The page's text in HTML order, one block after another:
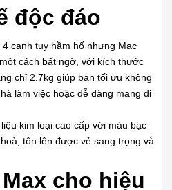
độc đáo
cạnh tuy hầm hố nhưng Mac
cách bất ngờ, với kích thước
chỉ 2.7kg giúp bạn tối ưu không
làm việc hoặc dễ dàng mang đi
kim loại cao cấp với màu bạc
tôn lên được vẻ sang trọng và
cho hiệu